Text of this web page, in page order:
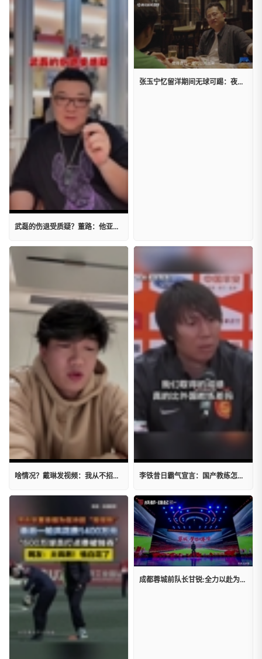
武磊的伤退受质疑？董路：他亚冠都没踢，他能为了足协杯不踢？
张玉宁忆留洋期间无球可踢：夜夜哭醒，砸墙大喊
啥情况？戴琳发视频：我从不招惹别人，以后看我怎么聊就行了 李铁昔日霸气宣言：国产教练怎么了？我们真的比外国教练差吗？
成都蓉城前队长甘锐:全力以赴为热爱坚持，为梦想拼搏，成都雄起!